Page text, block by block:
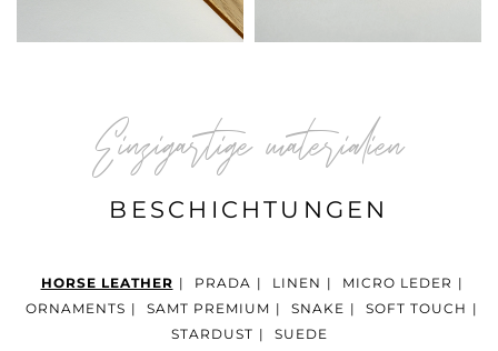
Einzigartige materialien
BESCHICHTUNGEN
HORSE LEATHER | PRADA | LINEN | MICRO LEDER |
ORNAMENTS | SAMT PREMIUM | SNAKE | SOFT TOUCH |
STARDUST | SUEDE